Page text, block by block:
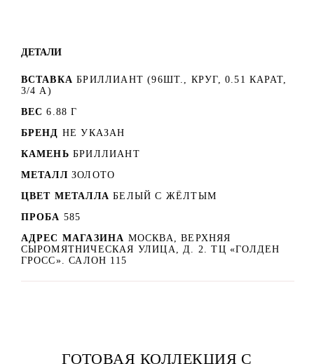
ДЕТАЛИ
ВСТАВКА БРИЛЛИАНТ (96ШТ., КРУГ, 0.51 КАРАТ,
3/4 А)
ВЕС 6.88 Г
БРЕНД НЕ УКАЗАН
КАМЕНЬ БРИЛЛИАНТ
МЕТАЛЛ ЗОЛОТО
ЦВЕТ МЕТАЛЛА БЕЛЫЙ C ЖЁЛТЫМ
ПРОБА 585
АДРЕС МАГАЗИНА МОСКВА, ВЕРХНЯЯ
СЫРОМЯТНИЧЕСКАЯ УЛИЦА, Д. 2. ТЦ «ГОЛДЕН
ГРОСС». САЛОН 115
ГОТОВАЯ КОЛЛЕКЦИЯ С